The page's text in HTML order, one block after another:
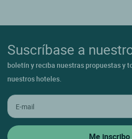
Suscríbase a
boletín y reciba nuestras propuestas y
nuestros hoteles.